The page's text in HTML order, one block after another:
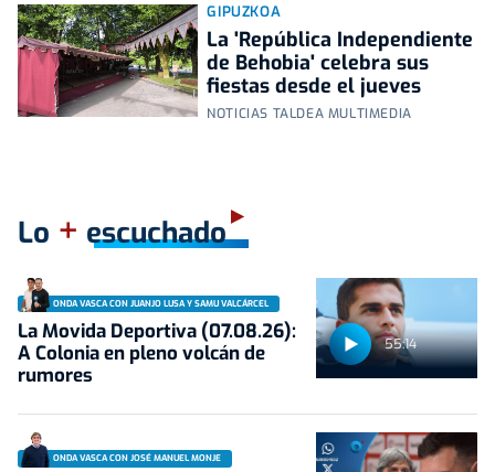
GIPUZKOA
La 'República Independiente
de Behobia' celebra sus
fiestas desde el jueves
NOTICIAS TALDEA MULTIMEDIA
Lo + escuchado
55:14
ONDA VASCA CON JUANJO LUSA Y SAMU VALCÁRCEL
La Movida Deportiva (07.08.26):
A Colonia en pleno volcán de
rumores
ONDA VASCA CON JOSÉ MANUEL MONJE